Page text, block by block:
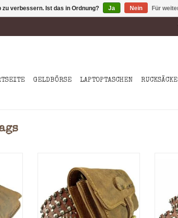
GELDBÖRSE LAPTOPTASCHEN RUCKSÄCKE
(H
Reißverschlussfach geteilt
Material: Geöltes Rindsleder
Maße: = 11.0 x 16.0 x 5.5 cm (H
x B x T)
Farbe: Nature
Abgebilderte Gürtel wird
verbessern. Ist das in Ordnung? Ja Nein Für